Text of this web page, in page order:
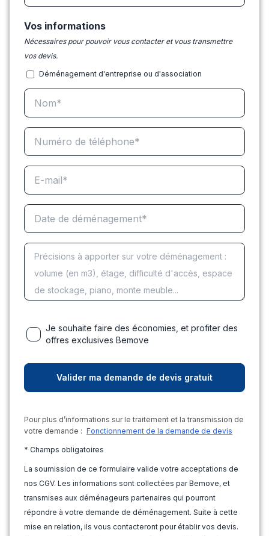
Vos informations
Nécessaires pour pouvoir vous contacter et vous transmettre
vos devis.
Déménagement d'entreprise ou d'association
Je souhaite faire des économies, et profiter des
offres exclusives Bemove
Pour plus d’informations sur le traitement et la transmission de
votre demande : Fonctionnement de la demande de devis
* Champs obligatoires
La soumission de ce formulaire valide votre acceptations de
nos CGV. Les informations sont collectées par Bemove, et
transmises aux déménageurs partenaires qui pourront
répondre à votre demande de déménagement. Suite à cette
mise en relation, ils vous contacteront pour établir vos devis.